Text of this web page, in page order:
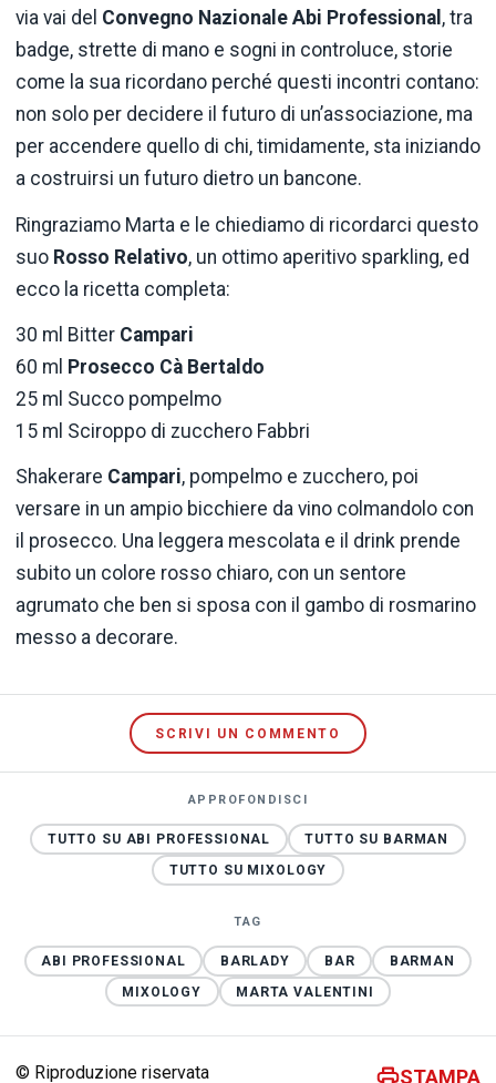
via vai del Convegno Nazionale Abi Professional , tra
badge, strette di mano e sogni in controluce, storie
come la sua ricordano perché questi incontri contano:
non solo per decidere il futuro di un’associazione, ma
per accendere quello di chi, timidamente, sta iniziando
a costruirsi un futuro dietro un bancone.
Ringraziamo Marta e le chiediamo di ricordarci questo
suo Rosso Relativo, un ottimo aperitivo sparkling, ed
ecco la ricetta completa:
30 ml Bitter Campari
60 ml Prosecco Cà Bertaldo
25 ml Succo pompelmo
15 ml Sciroppo di zucchero Fabbri
Shakerare Campari, pompelmo e zucchero, poi
versare in un ampio bicchiere da vino colmandolo con
il prosecco. Una leggera mescolata e il drink prende
subito un colore rosso chiaro, con un sentore
agrumato che ben si sposa con il gambo di rosmarino
messo a decorare.
SCRIVI UN COMMENTO
APPROFONDISCI
TUTTO SU ABI PROFESSIONAL
TUTTO SU BARMAN
TUTTO SU MIXOLOGY
TAG
ABI PROFESSIONAL BARLADY BAR
BARMAN
MIXOLOGY
MARTA VALENTINI
© Riproduzione riservata STAMPA